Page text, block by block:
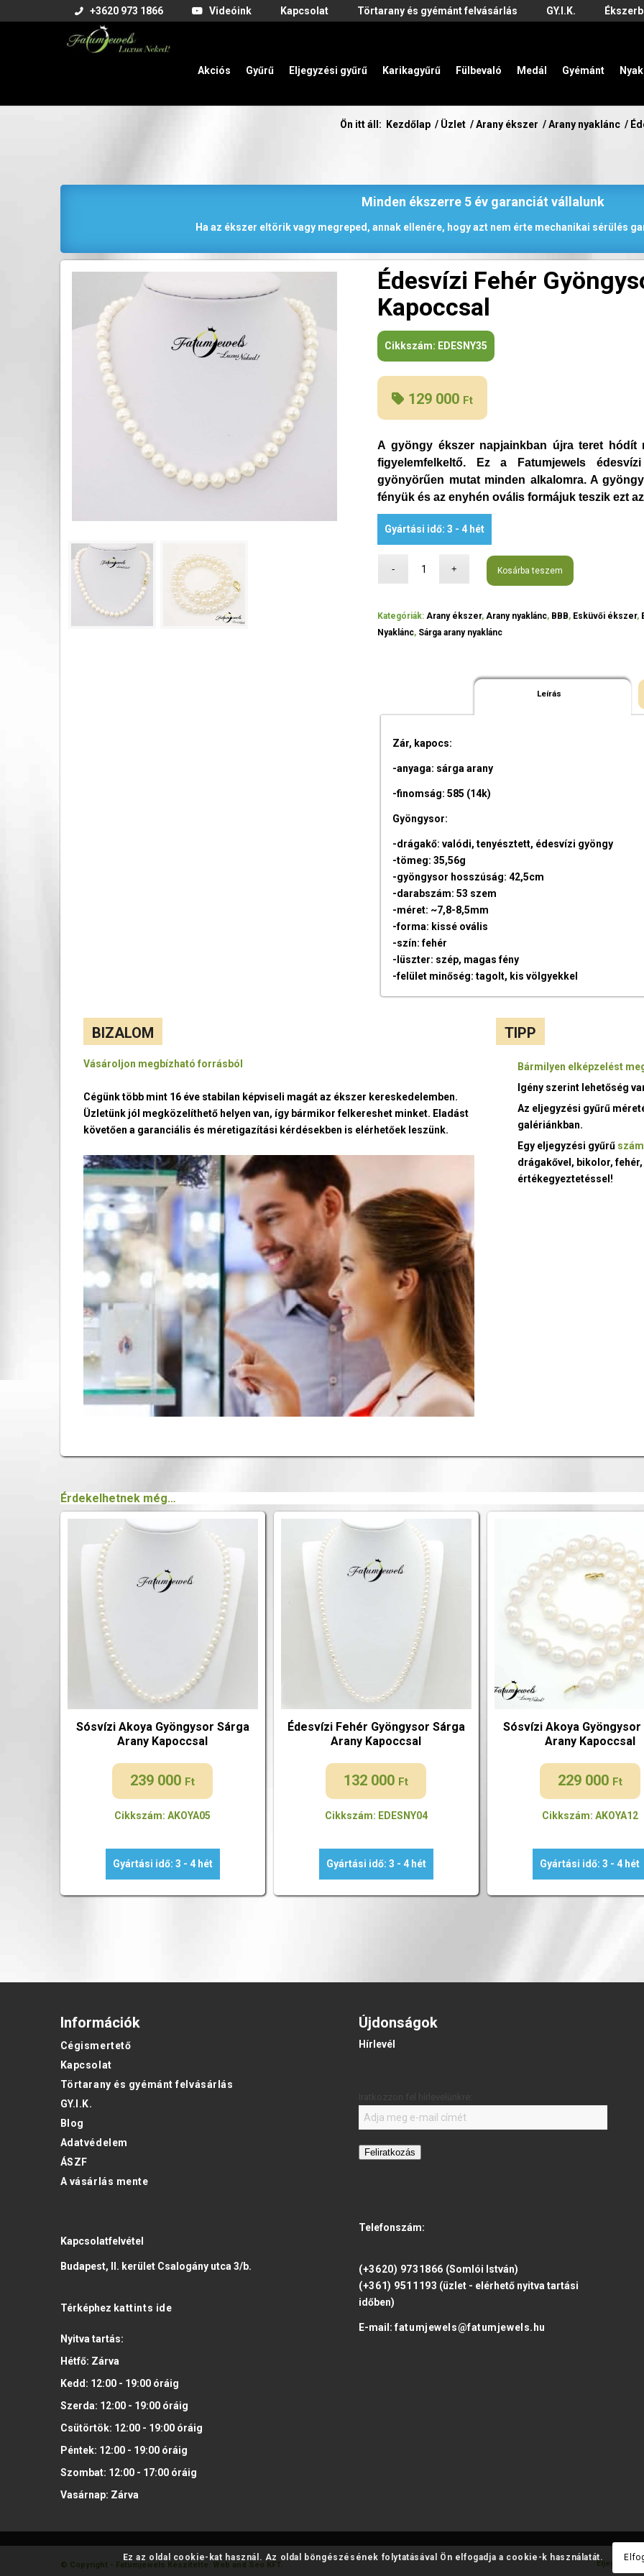
+3620 973 1866 Videóink Kapcsolat Törtarany és gyémánt felvásárlás GY.I.K.
Akciós Gyűrű Eljegyzési gyűrű Karikagyűrű Fülbevaló Medál Gyémánt
Ön itt áll: Kezdőlap / Üzlet / Arany ékszer / Arany nyaklánc /
Minden ékszerre 5 év garanciát vállalunk
Ha az ékszer eltörik vagy megreped, annak ellenére, hogy azt nem érte mechanikai sérülés
Édesvízi Fehér
Kapoccsal
Cikkszám: EDESNY35
129 000 Ft
A gyöngy ékszer napjainkban újra teret
figyelemfelkeltő. Ez a Fatumjewels
gyönyörűen mutat minden alkalomra. A
fényük és az enyhén ovális formájuk teszik ezt
Gyártási idő: 3 - 4 hét
Kosárba teszem
Kategóriák:Arany ékszer,Arany nyaklánc, BBB, Esküvői ékszer,
Nyaklánc, Sárga arany nyaklánc
Leírás
Zár, kapocs:
-anyaga: sárga arany
-finomság: 585 (14k)
Gyöngysor:
-drágakő: valódi, tenyésztett, édesvízi gyöngy
-tömeg: 35,56g
-gyöngysor hosszúság: 42,5cm
-darabszám: 53 szem
-méret: ~7,8-8,5mm
-forma: kissé ovális
-szín: fehér
-lüszter: szép, magas fény
-felület minőség: tagolt, kis völgyekkel
BIZALOM
Vásároljon megbízható forrásból
Cégünk több mint 16 éve stabilan képviseli magát az ékszer kereskedelemben.
Üzletünk jól megközelíthető helyen van, így bármikor felkereshet minket. Eladást
követően a garanciális és méretigazítási kérdésekben is elérhetőek leszünk.
TIPP
Bármilyen elképzelést
Igény szerint lehetőség
Az eljegyzési gyűrű
galériánkban.
Egy eljegyzési gyűrű
drágakővel, bikolor,
értékegyeztetéssel!
Érdekelhetnek még…
Sósvízi Akoya Gyöngysor Sárga
Arany Kapoccsal
239 000 Ft
Cikkszám: AKOYA05
Gyártási idő: 3 - 4 hét
Édesvízi Fehér Gyöngysor Sárga
Arany Kapoccsal
132 000 Ft
Cikkszám: EDESNY04
Gyártási idő: 3 - 4 hét
Sósvízi Akoya Gyöngysor
Arany Kapoccsal
229 000 Ft
Cikkszám: AKOYA12
Gyártási idő: 3 - 4 hét
Információk
Cégismertető
Kapcsolat
Törtarany és gyémánt felvásárlás
GY.I.K.
Blog
Adatvédelem
ÁSZF
A vásárlás mente
Kapcsolatfelvétel
Budapest, II. kerület Csalogány utca 3/b.
Térképhez kattints ide
Nyitva tartás:
Hétfő: Zárva
Kedd: 12:00 - 19:00óráig
Szerda: 12:00 - 19:00óráig
Csütörtök: 12:00 - 19:00óráig
Péntek: 12:00 - 19:00óráig
Szombat: 12:00 - 17:00óráig
Vasárnap: Zárva
Újdonságok
Hírlevél
Feliratkozás
Telefonszám:
(+3620) 9731866 (Somlói István)
(+361) 9511193 (üzlet - elérhető nyitva tartási
időben)
E-mail:fatumjewels@fatumjewels.hu
© Copyright - Fatumjewels Készítette: Web and Seo KFT. Eljegyzési
Ez az oldal cookie-kat használ. Az oldal böngészésének folytatásával Ön elfogadja a cookie-k használatát.